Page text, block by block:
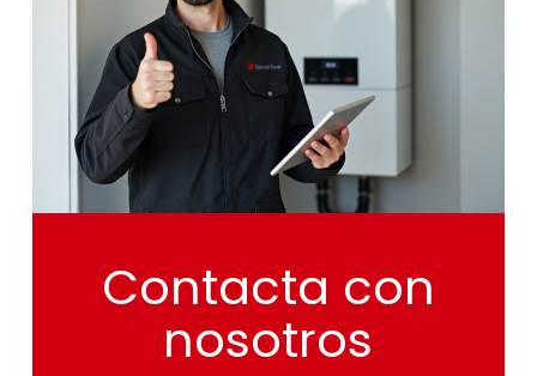
Contacta con
nosotros